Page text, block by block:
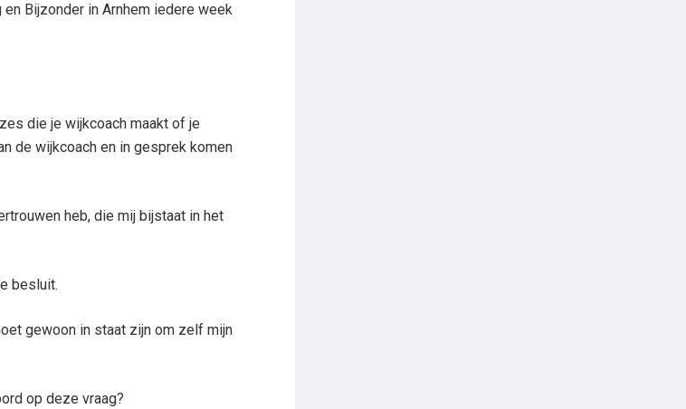
Bijzonder in Arnhem iedere week
die je wijkcoach maakt of je
de wijkcoach en in gesprek komen
heb, die mij bijstaat in het
besluit.
gewoon in staat zijn om zelf mijn
op deze vraag?